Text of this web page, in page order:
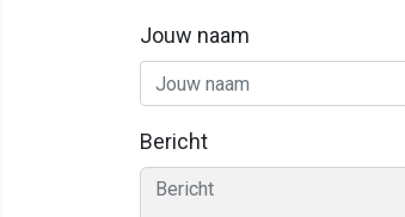
Jouw naam
Bericht